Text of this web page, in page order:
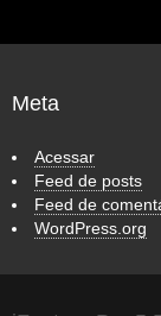
Meta
Acessar
Feed de posts
Feed de
WordPress.org